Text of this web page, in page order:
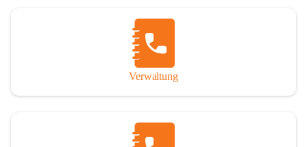
Verwaltung